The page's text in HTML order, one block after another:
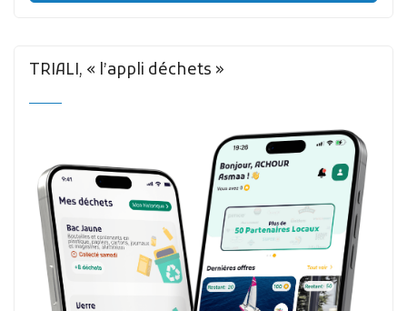
TRIALI, « l’appli déchets »